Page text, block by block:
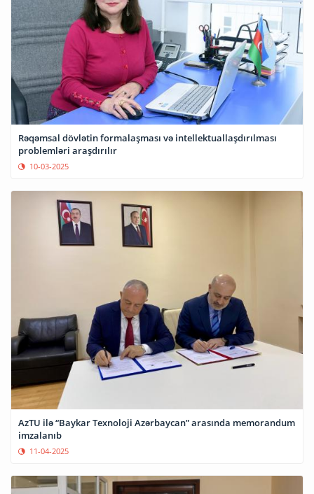
Rəqəmsal dövlətin formalaşması və intellektuallaşdırılması
problemləri araşdırılır
10-03-2025
AzTU ilə “Baykar Texnoloji Azərbaycan” arasında memorandum
imzalanıb
11-04-2025